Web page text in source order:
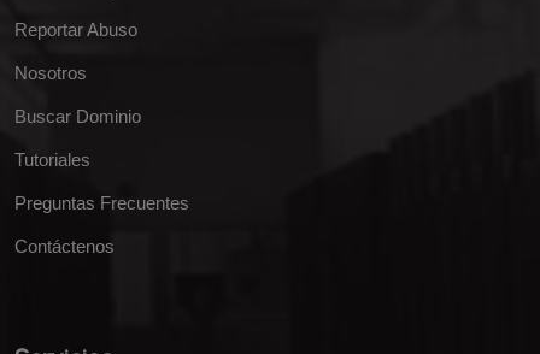
Reportar Abuso
Nosotros
Buscar Dominio
Tutoriales
Preguntas Frecuentes
Contáctenos